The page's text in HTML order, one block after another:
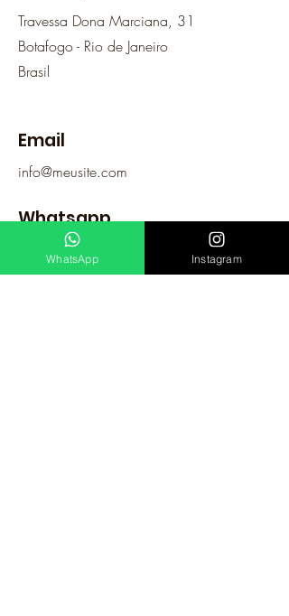
Travessa Dona Marciana, 31
Botafogo - Rio de Janeiro
Brasil
Email
info@meusite.com
Whatsapp
(11) 3456-7890
WhatsApp Instagram